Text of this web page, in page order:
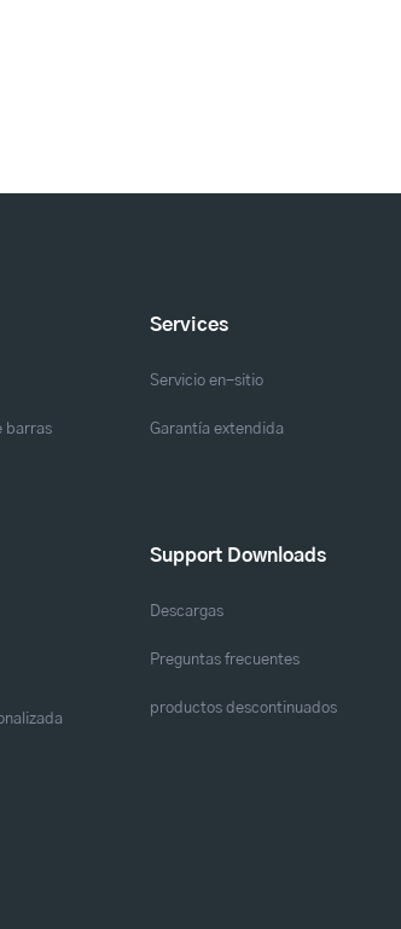
barras
Services
Servicio en-sitio
Garantía extendida
Support Downloads
Descargas
Preguntas frecuentes
productos descontinuados